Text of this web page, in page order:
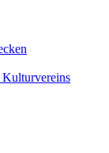
Kulturvereins